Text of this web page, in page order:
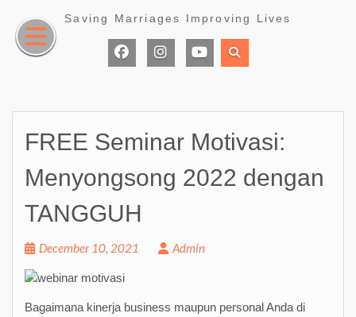
content
Saving Marriages Improving Lives
FREE Seminar Motivasi:
Menyongsong 2022 dengan
TANGGUH
December 10, 2021 Admin
Bagaimana kinerja business maupun personal Anda di